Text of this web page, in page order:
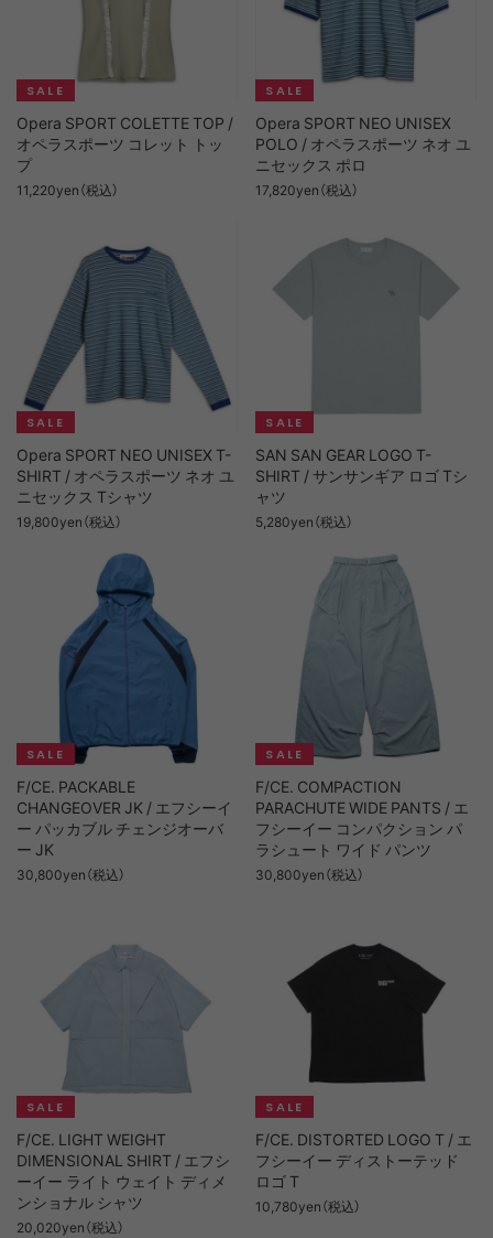
Opera SPORT COLETTE TOP /
オペラスポーツ コレット トッ
プ
11,220yen（税込）
Opera SPORT NEO UNISEX
POLO / オペラスポーツ ネオ ユ
ニセックス ポロ
17,820yen（税込）
Opera SPORT NEO UNISEX T-
SHIRT / オペラスポーツ ネオ ユ
ニセックス Tシャツ
19,800yen（税込）
SAN SAN GEAR LOGO T-
SHIRT / サンサンギア ロゴ Tシ
ャツ
5,280yen（税込）
F/CE. PACKABLE
CHANGEOVER JK / エフシーイ
ー パッカブル チェンジオーバ
ー JK
30,800yen（税込）
F/CE. COMPACTION
PARACHUTE WIDE PANTS / エ
フシーイー コンパクション パ
ラシュート ワイド パンツ
30,800yen（税込）
F/CE. LIGHT WEIGHT
DIMENSIONAL SHIRT / エフシ
ーイー ライト ウェイト ディメ
ンショナル シャツ
20,020yen（税込）
F/CE. DISTORTED LOGO T / エ
フシーイー ディストーテッド
ロゴ T
10,780yen（税込）